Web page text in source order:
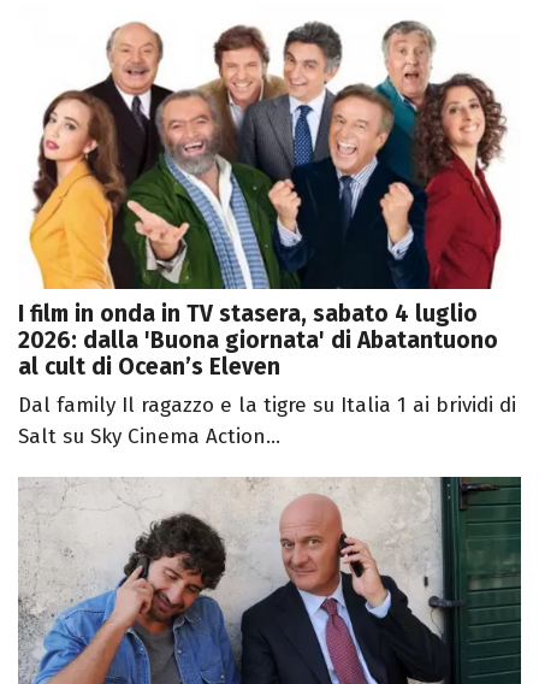
I film in onda in TV stasera, sabato 4 luglio
2026: dalla 'Buona giornata' di Abatantuono
al cult di Ocean’s Eleven
Dal family Il ragazzo e la tigre su Italia 1 ai brividi di
Salt su Sky Cinema Action...